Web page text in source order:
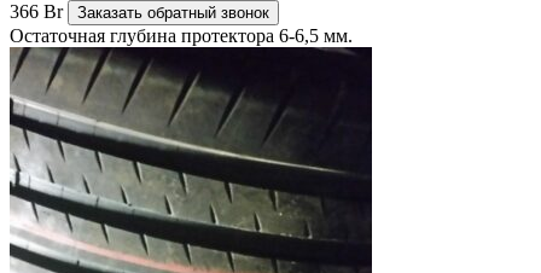
366 Br Заказать обратный звонок
Остаточная глубина протектора 6-6,5 мм.